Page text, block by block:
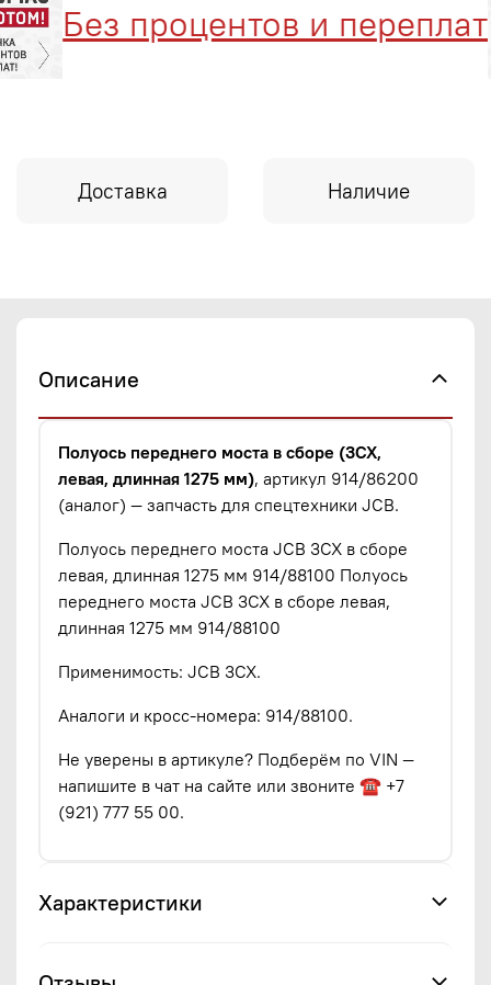
Без процентов и переплат
Доставка Наличие
Описание
Полуось переднего моста в сборе (3CX,
левая, длинная 1275 мм), артикул 914/86200
(аналог) — запчасть для спецтехники JCB.
Полуось переднего моста JCB 3CX в сборе
левая, длинная 1275 мм 914/88100 Полуось
переднего моста JCB 3CX в сборе левая,
длинная 1275 мм 914/88100
Применимость: JCB 3CX.
Аналоги и кросс-номера: 914/88100.
Не уверены в артикуле? Подберём по VIN —
напишите в чат на сайте или звоните ☎ +7
(921) 777 55 00.
Характеристики